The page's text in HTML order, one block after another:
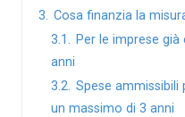
3. Cosa finanzia la
3.1. Per le imprese
anni
3.2. Spese
un massimo di 3 anni